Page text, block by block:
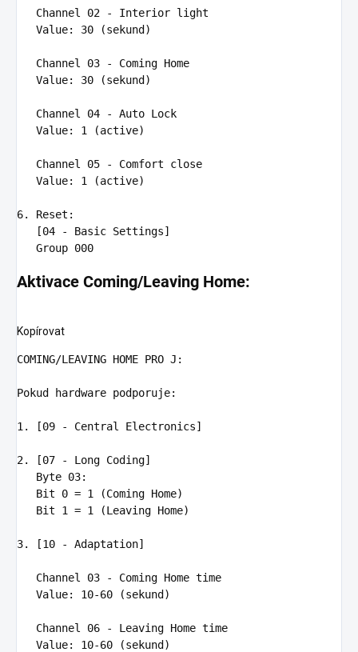
Channel 02 - Interior light
   Value
: 30 (sekund)
Channel 03 - Coming Home
   Value
: 30 (sekund)
Channel 04 - Auto Lock
   Value
: 1 (active)
Channel 05 - Comfort close
   Value
: 1 (active)
6. Reset :
   [04 - Basic Settings]
Aktivace Coming/Leaving Home:
Kopírovat
COMING/LEAVING HOME PRO J
Pokud hardware podporuje
1. [09 - Central Electronics]
2. [07 - Long Coding]
   Byte 03
:
Bit 0 = 1 (Coming Home)
   Bit 1 = 1 (Leaving Home)
3. [10 - Adaptation]
   Channel 03 - Coming Home time
   Value
: 10-60 (sekund)
Channel 06 - Leaving Home time
   Value
: 10-60 (sekund)